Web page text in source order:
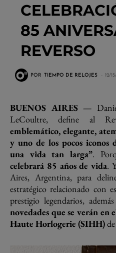
85
REVERSO
POR TIEMPO DE RELOJES 12/
BUENOS AIRES —
LeCoultre, define al
emblemático, elegante,
y uno de los pocos
una vida tan larga”.
celebrará 85 años de vida.
Aires, Argentina, para
estratégico relacionado con
prestigio legendarios,
novedades que se verán
Haute Horlogerie (SIHH)